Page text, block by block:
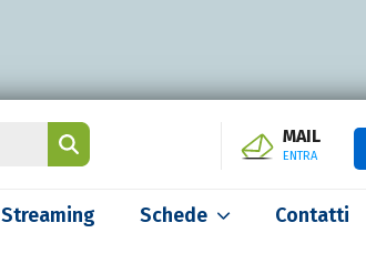
MAIL
ENTRA
Streaming Schede Contatti